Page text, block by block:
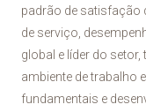
padrão de satisfação
de serviço,
global e líder do
ambiente de trabalho
fundamentais e